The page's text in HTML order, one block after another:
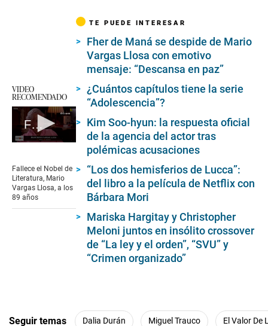
VIDEO
RECOMENDADO
Fallece el Nobel de Literatura, Mario Vargas Llosa, a los 89 años
of
4
minutes,
45
Fallece el Nobel de
Literatura, Mario
Vargas Llosa, a los
89 años
TE PUEDE INTERESAR
Fher de Maná se despide de Mario
Vargas Llosa con emotivo
mensaje: “Descansa en paz”
¿Cuántos capítulos tiene la serie
“Adolescencia”?
Kim Soo-hyun: la respuesta oficial
de la agencia del actor tras
polémicas acusaciones
“Los dos hemisferios de Lucca”:
del libro a la película de Netflix con
Bárbara Mori
Mariska Hargitay y Christopher
Meloni juntos en insólito crossover
de “La ley y el orden”, “SVU” y
“Crimen organizado”
Seguir temas Dalia Durán Miguel Trauco El Valor De